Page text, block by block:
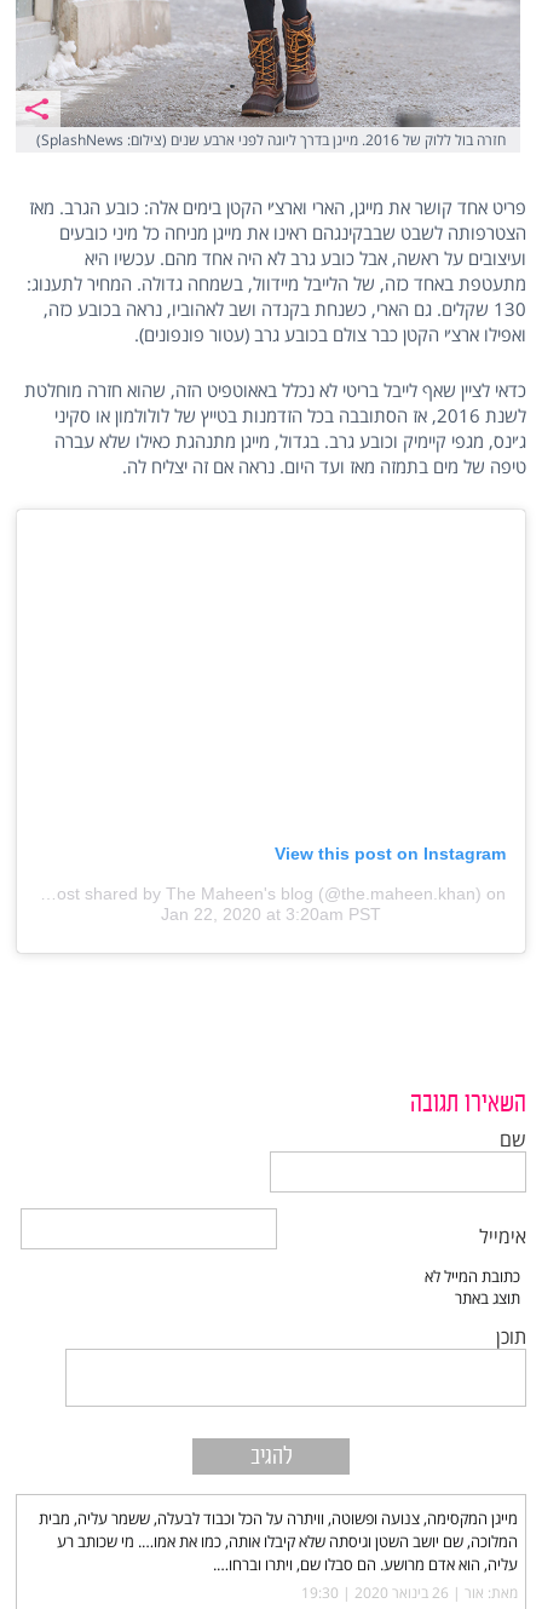
חזרה בול ללוק של 2016. מייגן בדרך ליוגה לפני ארבע שנים (צילום: SplashNews)
פריט אחד קושר את מייגן, הארי וארצ׳י הקטן בימים אלה: כובע הגרב. מאז
הצטרפותה לשבט שבבקינגהם ראינו את מייגן מניחה כל מיני כובעים
ועיצובים על ראשה, אבל כובע גרב לא היה אחד מהם. עכשיו היא
מתעטפת באחד כזה, של הלייבל מיידוול, בשמחה גדולה. המחיר לתענוג:
130 שקלים. גם הארי, כשנחת בקנדה ושב לאהוביו, נראה בכובע כזה,
ואפילו ארצ׳י הקטן כבר צולם בכובע גרב (עטור פונפונים).
כדאי לציין שאף לייבל בריטי לא נכלל באאוטפיט הזה, שהוא חזרה מוחלטת
לשנת 2016, אז הסתובבה בכל הזדמנות בטייץ של לולולמון או סקיני
ג׳ינס, מגפי קיימיק וכובע גרב. בגדול, מייגן מתנהגת כאילו שלא עברה
טיפה של מים בתמזה מאז ועד היום. נראה אם זה יצליח לה.
View this post on Instagram
A post shared by The Maheen's blog (@the.maheen.khan)
on
Jan 22, 2020 at 3:20am PST
השאירו תגובה
שם
אימייל
תוכן
מייגן המקסימה, צנועה ופשוטה, וויתרה על הכל וכבוד לבעלה, ששמר עליה, מבית
המלוכה, שם יושב השטן וגיסתה שלא קיבלו אותה, כמו את אמו…. מי שכותב רע
עליה, הוא אדם מרושע. הם סבלו שם, ויתרו וברחו….
מאת: אור |‏ 26 בינואר 2020 | 19:30